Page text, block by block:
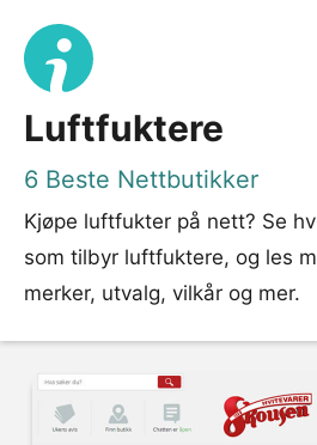
Luftfuktere
6 Beste Nettbutikker
Kjøpe luftfukter på nett? Se
som tilbyr luftfuktere, og les
merker, utvalg, vilkår og mer.